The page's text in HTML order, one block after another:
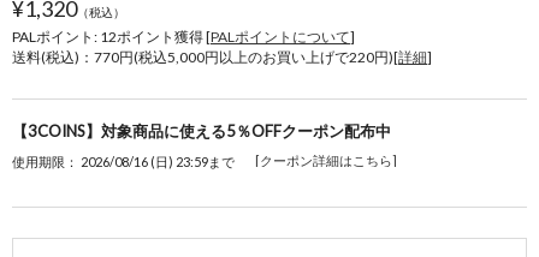
¥1,320（税込）
PALポイント: 12ポイント獲得 [PALポイントについて]
送料(税込)：770円(税込5,000円以上のお買い上げで220円)[詳細]
【3COINS】対象商品に使える5％OFFクーポン配布中
使用期限： 2026/08/16 (日) 23:59まで [クーポン詳細はこちら]